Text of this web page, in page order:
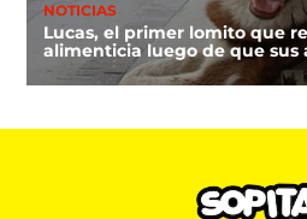
NOTICIAS
Lucas, el primer lomito que
alimenticia luego de que sus